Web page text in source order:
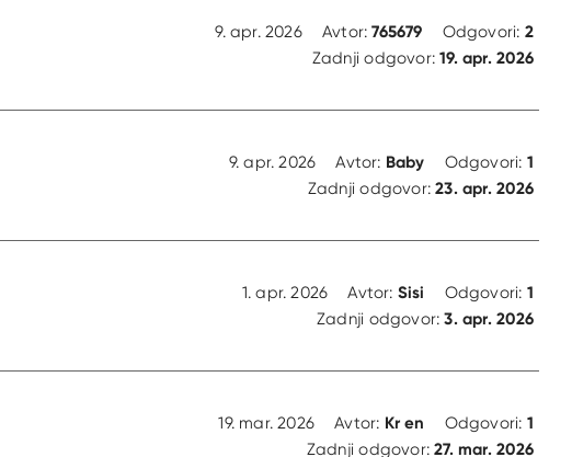
9. apr. 2026 Avtor:765679 Odgovori: 2
Zadnji odgovor:19. apr. 2026
9. apr. 2026 Avtor: Baby Odgovori: 1
Zadnji odgovor:23. apr. 2026
1. apr. 2026 Avtor: Sisi Odgovori: 1
Zadnji odgovor:3. apr. 2026
19. mar. 2026 Avtor: Kr en Odgovori: 1
Zadnji odgovor:27. mar. 2026